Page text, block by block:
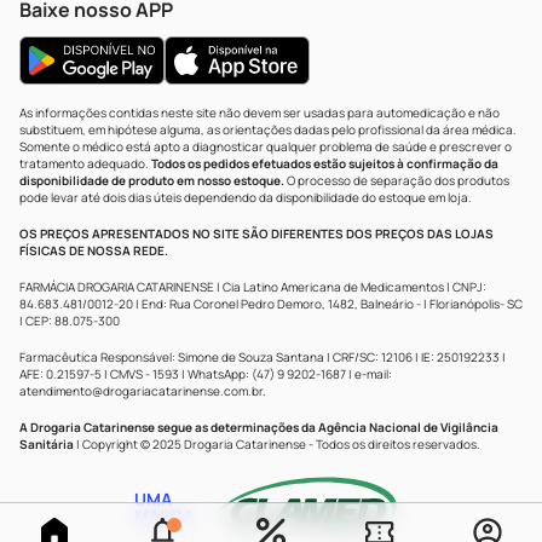
Baixe nosso APP
As informações contidas neste site não devem ser usadas para automedicação e não
substituem, em hipótese alguma, as orientações dadas pelo profissional da área médica.
Somente o médico está apto a diagnosticar qualquer problema de saúde e prescrever o
tratamento adequado. Todos os pedidos efetuados estão sujeitos à confirmação da
disponibilidade de produto em nosso estoque.O processo de separação dos produtos
pode levar até dois dias úteis dependendo da disponibilidade do estoque em loja.
OS PREÇOS APRESENTADOS NO SITE SÃO DIFERENTES DOS PREÇOS DAS LOJAS
FÍSICAS DE NOSSA REDE.
FARMÁCIA DROGARIA CATARINENSE | Cia Latino Americana de Medicamentos | CNPJ:
84.683.481/0012-20 | End: Rua Coronel Pedro Demoro, 1482, Balneário - | Florianópolis- SC
| CEP: 88.075-300
Farmacêutica Responsável: Simone de Souza Santana | CRF/SC: 12106 | IE: 250192233 |
AFE: 0.21597-5 | CMVS - 1593 | WhatsApp: (47) 9 9202-1687 | e-mail:
atendimento@drogariacatarinense.com.br.
A Drogaria Catarinense segue as determinações da Agência Nacional de Vigilância
Sanitária | Copyright © 2025 Drogaria Catarinense - Todos os direitos reservados.
UMA
MARCA